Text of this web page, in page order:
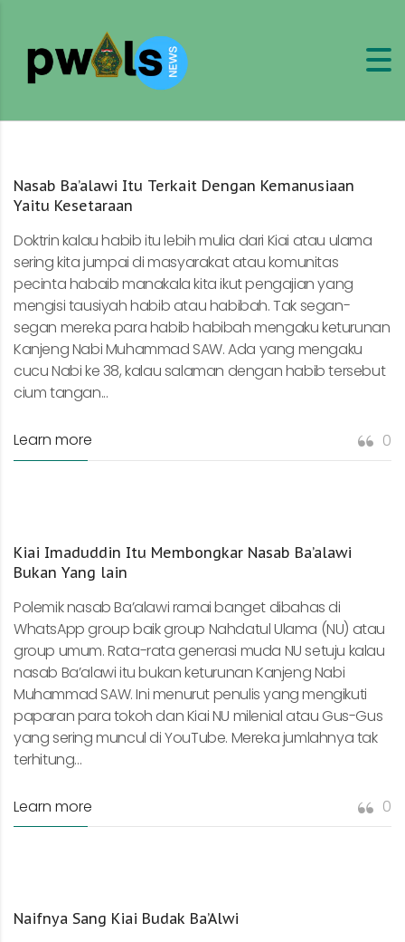
Nasab Ba’alawi Itu Terkait Dengan Kemanusiaan
Yaitu Kesetaraan
Doktrin kalau habib itu lebih mulia dari Kiai atau ulama
sering kita jumpai di masyarakat atau komunitas
pecinta habaib manakala kita ikut pengajian yang
mengisi tausiyah habib atau habibah. Tak segan-
segan mereka para habib habibah mengaku keturunan
Kanjeng Nabi Muhammad SAW. Ada yang mengaku
cucu Nabi ke 38, kalau salaman dengan habib tersebut
cium tangan...
Learn more 0
Kiai Imaduddin Itu Membongkar Nasab Ba’alawi
Bukan Yang lain
Polemik nasab Ba’alawi ramai banget dibahas di
WhatsApp group baik group Nahdatul Ulama (NU) atau
group umum. Rata-rata generasi muda NU setuju kalau
nasab Ba’alawi itu bukan keturunan Kanjeng Nabi
Muhammad SAW. Ini menurut penulis yang mengikuti
paparan para tokoh dan Kiai NU milenial atau Gus-Gus
yang sering muncul di YouTube. Mereka jumlahnya tak
terhitung...
Learn more 0
Naifnya Sang Kiai Budak Ba’Alwi